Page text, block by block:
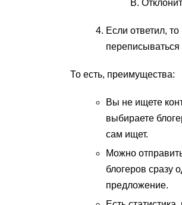
Если ответил,
переписываться
То есть, преимущества:
Вы не ищете
выбираете
сам ищет.
Можно
блогеров сразу
предложение.